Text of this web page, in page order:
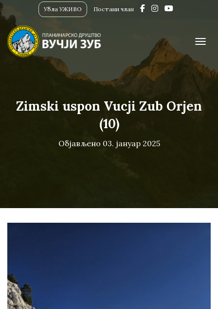
Убла УЖИВО Постани члан
Zimski uspon Vucji Zub Orjen
(10)
Објављено 03. јануар 2025